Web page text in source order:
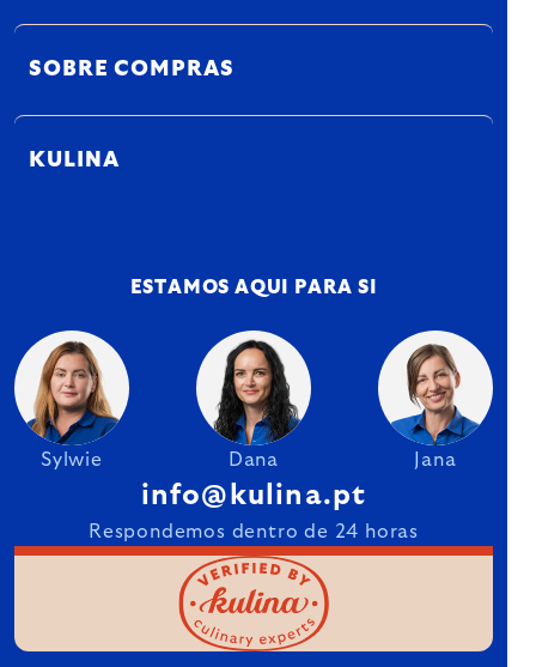
SOBRE COMPRAS
KULINA
ESTAMOS AQUI PARA SI
Sylwie Dana Jana
info@kulina.pt
Respondemos dentro de 24 horas